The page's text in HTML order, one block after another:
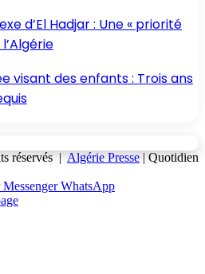
d’El Hadjar : Une « priorité
visant des enfants : Trois ans
réservés |Algérie Presse| Quotidien
Messenger WhatsApp